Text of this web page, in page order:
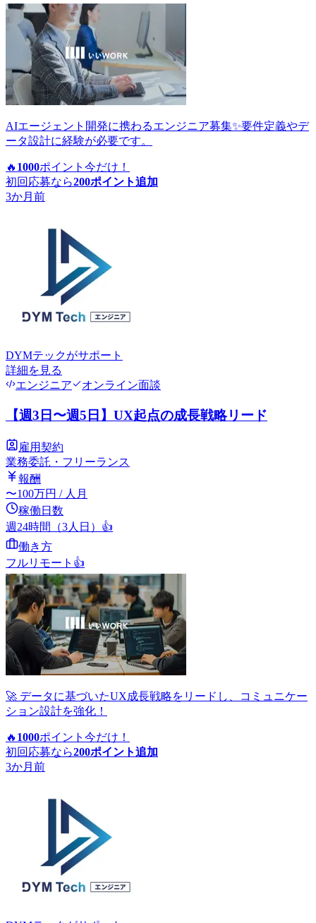
AIエージェント開発に携わるエンジニア募集✨要件定義やデ
ータ設計に経験が必要です。
🔥 1000ポイント 今だけ！
初回応募なら200ポイント追加
3か月前
DYMテックがサポート
詳細を見る
エンジニア
オンライン面談
【週3日〜週5日】UX起点の成長戦略リード
雇用契約
業務委託・フリーランス
報酬
〜100万円 / 人月
稼働日数
週24時間（3人日） 👍
働き方
フルリモート 👍
🚀 データに基づいたUX成長戦略をリードし、コミュニケー
ション設計を強化！
🔥 1000ポイント 今だけ！
初回応募なら200ポイント追加
3か月前